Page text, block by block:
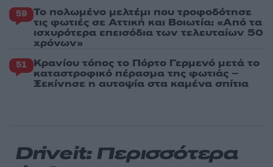
59 Το πολωμένο μελτέμι που τροφοδότησε
τις φωτιές σε Αττική και Βοιωτία: «Από τα
ισχυρότερα επεισόδια των τελευταίων 50
χρόνων»
51 Κρανίου τόπος το Πόρτο Γερμενό μετά το
καταστροφικό πέρασμα της φωτιάς –
Ξεκίνησε η αυτοψία στα καμένα σπίτια
Driveit: Περισσότερα